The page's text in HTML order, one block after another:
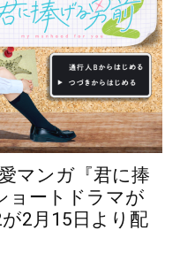
マンガ『君に捧
ョートドラマが
2月15日より配